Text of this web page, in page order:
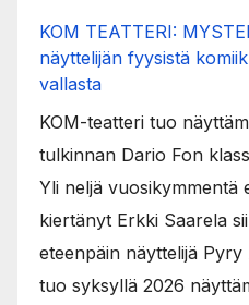
KOM TEATTERI:
näyttelijän fyysistä
vallasta
KOM-teatteri tuo
tulkinnan Dario Fon
Yli neljä vuosikymmentä
kiertänyt Erkki Saarela
eteenpäin näyttelijä
tuo syksyllä 2026